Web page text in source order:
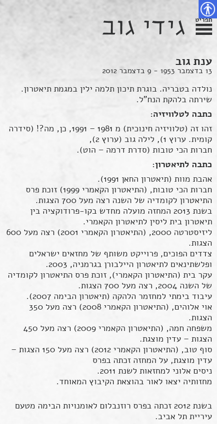
נגישות
מפת
האתר
הצהרת
נגישות
לדלג
לתוכן
יצירת
קשר
תפריט
ענת גוב
13 בדצמבר 1953 - 9 בדצמבר 2012
נולדה בטבריה. בוגרת תיכון תלמה ילין במגמת תיאטרון.
שירתה בלהקת הנח"ל.
כתבה לטלוויזיה:
זהו זה (טלוויזיה חינוכית) מ 1981 – 1991, כן, מה?! (סידרה
קומית. ערוץ 1), לילה גוב (ערוץ 2),
חברות הכי טובות (סדרת דרמה – הוט).
כתבה לתיאטרון:
אהבת מוות (תיאטרון החאן 1991).
חברות הכי טובות, (התיאטרון הקאמרי 1999) זוכת פרס
התיאטרון לקומדיה של השנה רצה מעל 700 הצגות.
בשנת 2013 המחזה מועלה מחדש בקו-פרודוקציה בין
תיאטרון בית ליסין לתיאטרון הקאמרי.
ליזיסטרטה 2000, (התיאטרון הקאמרי 2001) רצה מעל 600
הצגות.
צדדים הפוכים, פרוייקט משותף של מחזאים ישראלים
ופלשתינאים לתיאטרון היילבורן בגרמניה, 2003.
עקר בית (התיאטרון הקאמרי), זוכת פרס התיאטרון לקומדיה
של השנה 2004, רצה מעל 700 הצגות.
עיבוד בימתי למחזמר הלהקה (תיאטרון הבימה 2007).
אוי אלוהים, (התיאטרון הקאמרי 2008) רצה מעל 350
הצגות.
משפחה חמה, (התיאטרון הקאמרי 2009) רצה מעל 450
הצגות – עדין מוצגת.
סוף טוב, (התיאטרון הקאמרי 2012) רצה מעל 150 הצגות –
עדין מוצגת, על המחזה זכתה בפרס
ניסים אלוני למחזאות לשנת 2011.
מחזותיה יצאו לאור בהוצאת הקיבוץ המאוחד.
בשנת 2012 זכתה בפרס רוזנבלום לאומנויות הבימה מטעם
עיריית תל אביב.